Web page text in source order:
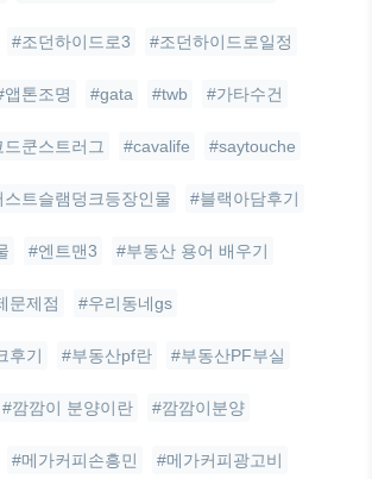
#조던하이드로3 #조던하이드로일정
앱톤조명 #gata #twb #가타수건
드쿤스트러그 #cavalife #saytouche
스트슬램덩크등장인물 #블랙아담후기
#엔트맨3 #부동산 용어 배우기
문제점 #우리동네gs
후기 #부동산pf란 #부동산PF부실
#깜깜이 분양이란 #깜깜이분양
#메가커피손흥민 #메가커피광고비